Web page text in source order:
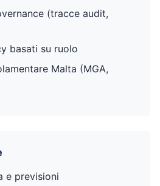
(tracce audit,
basati su ruolo
Malta (MGA,
e previsioni